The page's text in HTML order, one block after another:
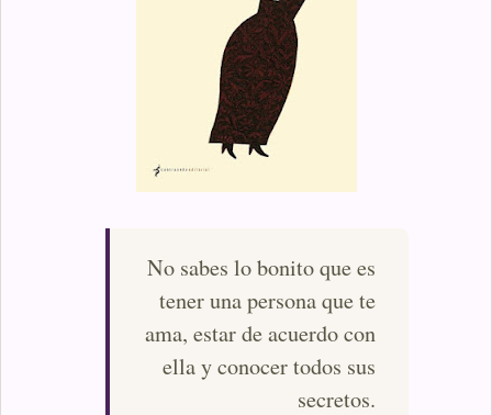
No sabes lo bonito que es
tener una persona que te
ama, estar de acuerdo con
ella y conocer todos sus
secretos.